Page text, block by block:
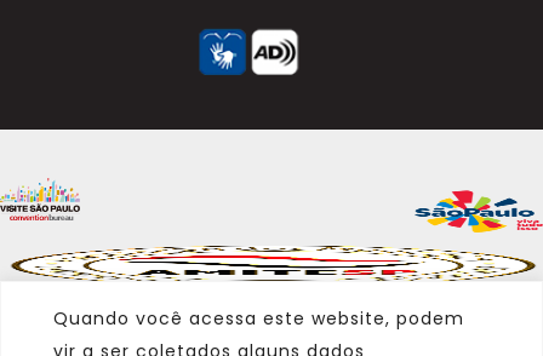
Quando você acessa este website, podem
vir a ser coletados alguns dados